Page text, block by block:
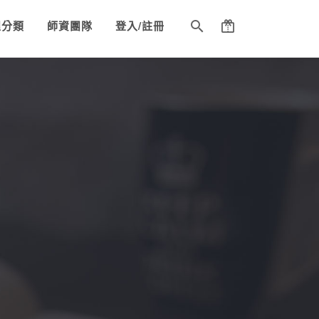
類 師資團隊 登入/註冊